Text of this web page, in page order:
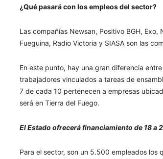
¿Qué pasará con los empleos del sector?
Las compañías Newsan, Positivo BGH,
Fueguina, Radio Victoria y SIASA son las
En este punto, hay una gran diferencia
trabajadores vinculados a tareas de
7 de cada 10 pertenecen a empresas
será en Tierra del Fuego.
El Estado ofrecerá financiamiento de 18
Para el sector, son un 5.500 empleados los